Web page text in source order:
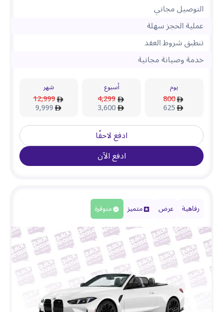
التوصيل مجاني
عملية الحجز سهلة
تنطبق شروط العقد
خدمة وصيانة مجانية
يوم
800
625
أسبوع
4,299
3,600
شهر
12,999
9,999
ادفع لاحقًا
ادفع الآن
رفاهية عرض متميز متوفرة